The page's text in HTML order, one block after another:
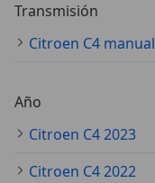
Transmisión
Citroen C4 manual
Año
Citroen C4 2023
Citroen C4 2022